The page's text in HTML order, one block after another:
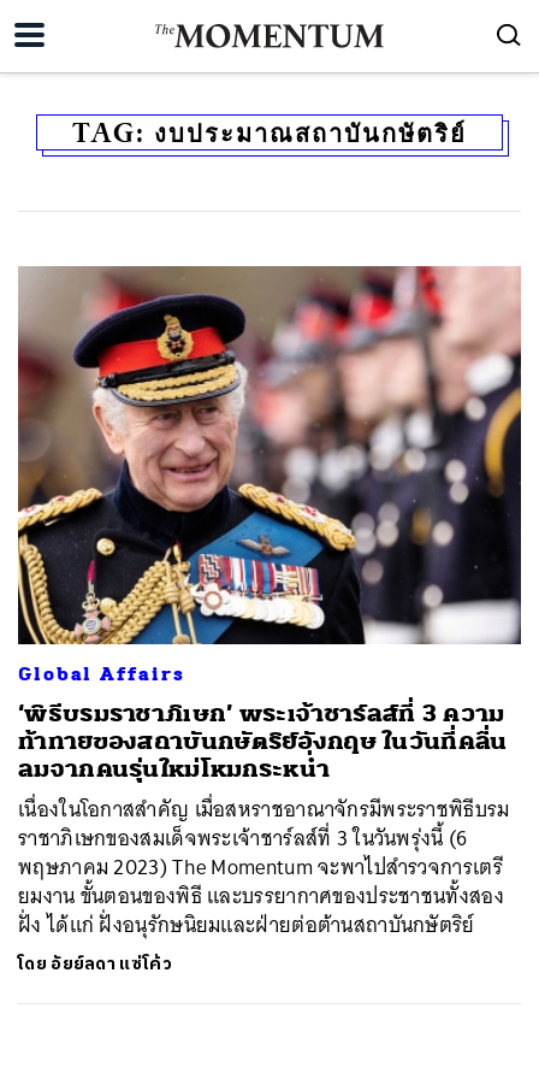
TAG: งบประมาณสถาบันกษัตริย์
Global Affairs
‘พิธีบรมราชาภิเษก’ พระเจ้าชาร์ลส์ที่ 3 ความ
ท้าทายของสถาบันกษัตริย์อังกฤษ ในวันที่คลื่น
ลมจากคนรุ่นใหม่โหมกระหน่ำ
เนื่องในโอกาสสำคัญ เมื่อสหราชอาณาจักรมีพระราชพิธีบรม
ราชาภิเษกของสมเด็จพระเจ้าชาร์ลส์ที่ 3 ในวันพรุ่งนี้ (6
พฤษภาคม 2023) The Momentum จะพาไปสำรวจการเตรี
ยมงาน ขั้นตอนของพิธี และบรรยากาศของประชาชนทั้งสอง
ฝั่ง ได้แก่ ฝั่งอนุรักษนิยมและฝ่ายต่อต้านสถาบันกษัตริย์
โดย อัยย์ลดา แซ่โค้ว
ค้นหา
SHARE